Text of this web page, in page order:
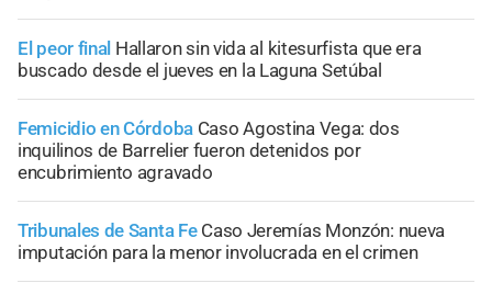
El peor final Hallaron sin vida al kitesurfista que era
buscado desde el jueves en la Laguna Setúbal
Femicidio en Córdoba Caso Agostina Vega: dos
inquilinos de Barrelier fueron detenidos por
encubrimiento agravado
Tribunales de Santa Fe Caso Jeremías Monzón: nueva
imputación para la menor involucrada en el crimen